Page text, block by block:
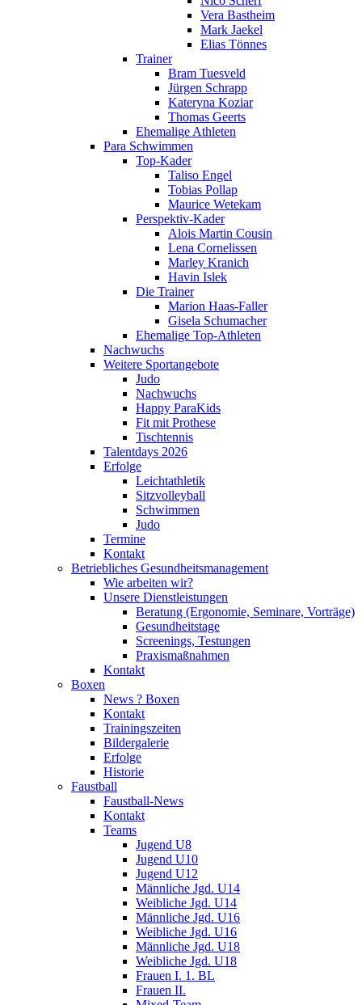
Vera Bastheim
Mark Jaekel
Elias Tönnes
Trainer
Bram Tuesveld
Jürgen Schrapp
Kateryna Koziar
Thomas Geerts
Ehemalige Athleten
Para Schwimmen
Top-Kader
Taliso Engel
Tobias Pollap
Maurice Wetekam
Perspektiv-Kader
Alois Martin Cousin
Lena Cornelissen
Marley Kranich
Havin Islek
Die Trainer
Marion Haas-Faller
Gisela Schumacher
Ehemalige Top-Athleten
Nachwuchs
Weitere Sportangebote
Judo
Nachwuchs
Happy ParaKids
Fit mit Prothese
Tischtennis
Talentdays 2026
Erfolge
Leichtathletik
Sitzvolleyball
Schwimmen
Judo
Termine
Kontakt
Betriebliches Gesundheits­management
Wie arbeiten wir?
Unsere Dienstleistungen
Beratung (Ergonomie, Seminare, Vorträge)
Gesundheitstage
Screenings, Testungen
Praxismaßnahmen
Kontakt
Boxen
News ? Boxen
Kontakt
Trainingszeiten
Bildergalerie
Erfolge
Historie
Faustball
Faustball-News
Kontakt
Teams
Jugend U8
Jugend U10
Jugend U12
Männliche Jgd. U14
Weibliche Jgd. U14
Männliche Jgd. U16
Weibliche Jgd. U16
Männliche Jgd. U18
Weibliche Jgd. U18
Frauen I. 1. BL
Frauen II.